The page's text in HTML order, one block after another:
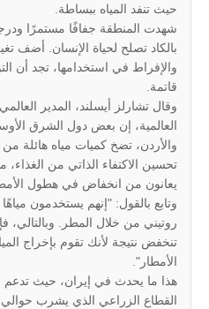
حيث تنفد المياه ببساطة.
شهدت المنطقة جفافًا مستمرًا
بالكاد تصلح لحياة الإنسان. أضف
والإفراط في استخدامها، تجد أن
قاتمة.
وقال تشارلز أيسلند، المدير
العالمية، إن بعض دول الشرق
والأردن، تضخ كميات مياه هائلة
تحسين الاكتفاء الذاتي من
يعانون من انخفاض في هطول
وتابع بالقول: "إنهم يستخدمون
روتيني من خلال المطر. وبالتالي،
تنخفض نتيجة لأنك تقوم بإخراج
الأمطار".
هذا ما يحدث في إيران، حيث